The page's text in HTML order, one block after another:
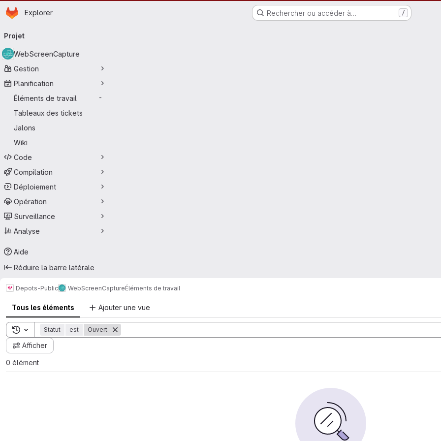
Forge logicielle - Ville de Villejuif
Passer au contenu principal
Page d'accueil
Explorer Rechercher ou accéder à… /
principale
Projet
WebScreenCapture
Gestion
Planification
Éléments de travail
-
Tableaux des tickets
Jalons
Wiki
Code
Compilation
Déploiement
Opération
Surveillance
Analyse
Aide
Réduire la barre latérale
Depots-Public WebScreenCaptureÉléments de travail
Tous les éléments Ajouter une vue
Toggle search history
Statut est Ouvert
Afficher
0 élément